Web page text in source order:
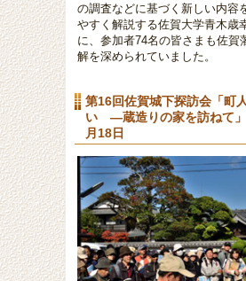
の調査などに基づく新しい内容
やすく解説する佐賀大学青木歳
に、参加者74名の皆さまも佐賀
解を深められていました。
第16回佐賀城下探訪会「町
い ―蔵造りの家を訪ねて
月18日